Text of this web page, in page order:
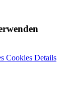
Cookies Details